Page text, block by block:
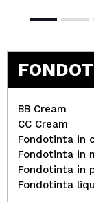
BB Cream
CC Cream
Fondotinta in
Fondotinta in
Fondotinta in
Fondotinta